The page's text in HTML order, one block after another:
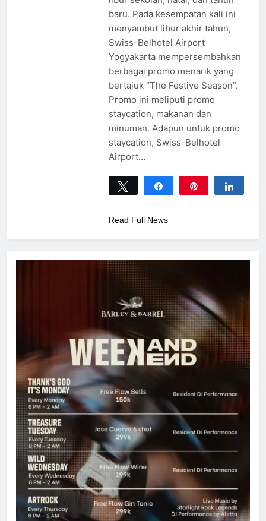
baru. Pada kesempatan kali ini
menyambut libur akhir tahun,
Swiss-Belhotel Airport
Yogyakarta mempersembahkan
berbagai promo menarik yang
bertajuk “The Festive Season”.
Promo ini meliputi promo
staycation, makanan dan
minuman. Adapun untuk promo
staycation, Swiss-Belhotel
Airport…
Tweet Share
Read Full News